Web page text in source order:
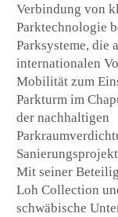
Verbindung von
Parktechnologie
Parksysteme, die
internationalen
Mobilität zum
Parkturm im
der nachhaltigen
Mit seiner
Loh Collection
schwäbische